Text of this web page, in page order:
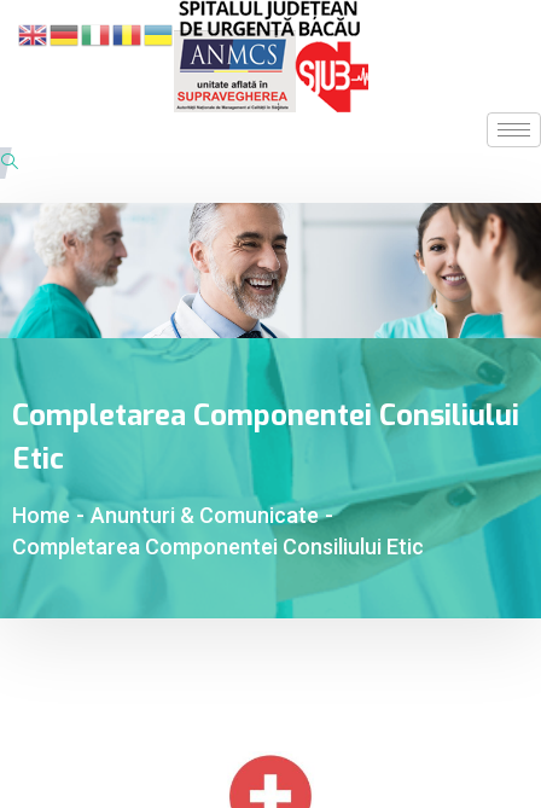
Completarea Componentei Consiliului
Etic
Home - Anunturi & Comunicate -
Completarea Componentei Consiliului Etic